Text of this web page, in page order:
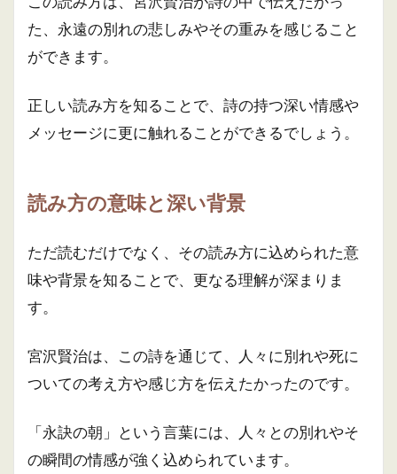
た、永遠の別れの悲しみやその重みを感じること
ができます。
正しい読み方を知ることで、詩の持つ深い情感や
メッセージに更に触れることができるでしょう。
読み方の意味と深い背景
ただ読むだけでなく、その読み方に込められた意
味や背景を知ることで、更なる理解が深まりま
す。
宮沢賢治は、この詩を通じて、人々に別れや死に
ついての考え方や感じ方を伝えたかったのです。
「永訣の朝」という言葉には、人々との別れやそ
の瞬間の情感が強く込められています。